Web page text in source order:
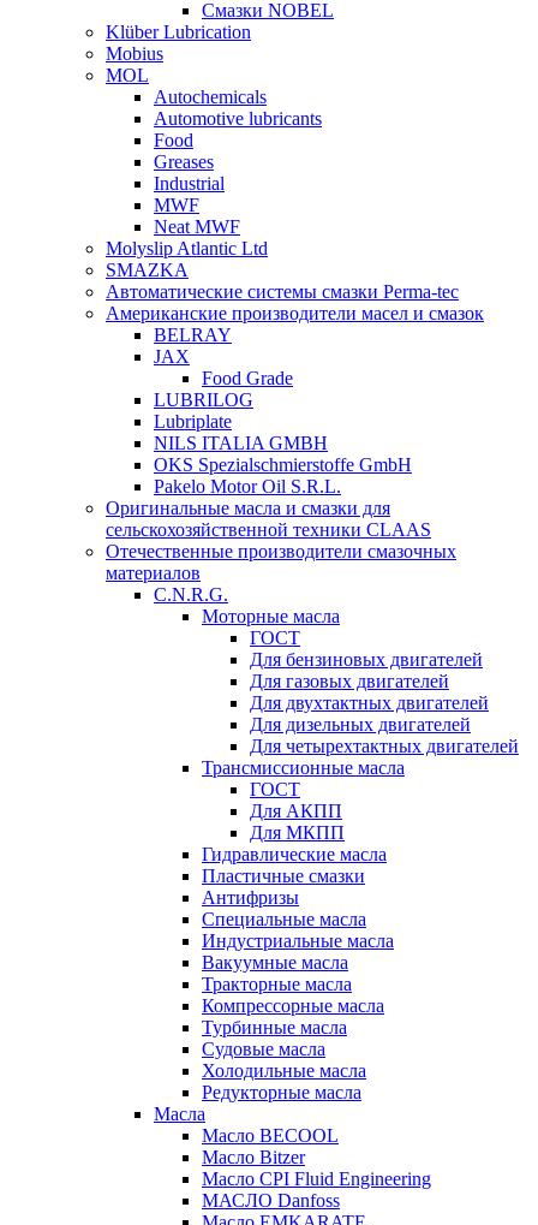
Смазки NOBEL
Klüber Lubrication
Mobius
MOL
Autochemicals
Automotive lubricants
Food
Greases
Industrial
MWF
Neat MWF
Molyslip Atlantic Ltd
SMAZKA
Автоматические системы смазки Perma-tec
Американские производители масел и смазок
BELRAY
JAX
Food Grade
LUBRILOG
Lubriplate
NILS ITALIA GMBH
OKS Spezialschmierstoffe GmbH
Pakelo Motor Oil S.R.L.
Оригинальные масла и смазки для
сельскохозяйственной техники CLAAS
Отечественные производители смазочных
материалов
C.N.R.G.
Моторные масла
ГОСТ
Для бензиновых двигателей
Для газовых двигателей
Для двухтактных двигателей
Для дизельных двигателей
Для четырехтактных двигателей
Трансмиссионные масла
ГОСТ
Для АКПП
Для МКПП
Гидравлические масла
Пластичные смазки
Антифризы
Специальные масла
Индустриальные масла
Вакуумные масла
Тракторные масла
Компрессорные масла
Турбинные масла
Судовые масла
Холодильные масла
Редукторные масла
Масла
Масло BECOOL
Масло Bitzer
Масло CPI Fluid Engineering
МАСЛО Danfoss